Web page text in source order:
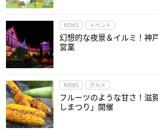
NEWS イベント
幻想的な夜景＆イルミ！神
営業
NEWS グルメ
フルーツのような甘さ！滋
しまつり」開催